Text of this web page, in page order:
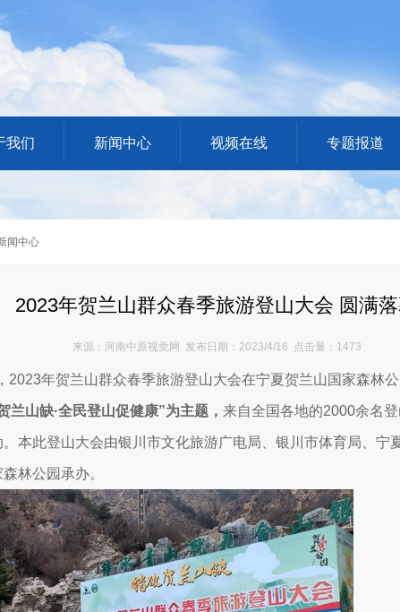
我们 新闻中心 视频在线 专题报道
闻中心
2023年贺兰山群众春季旅游登山大会 圆满
来源：河南中原视觉网 发布日期：2023/4/16 点击量：1473
2023年贺兰山群众春季旅游登山大会在宁夏贺兰山国家森林
兰山缺·全民登山促健康”为主题， 来自全国各地的2000余名
本此登山大会由银川市文化旅游广电局、银川市体育局、宁
林公园承办。